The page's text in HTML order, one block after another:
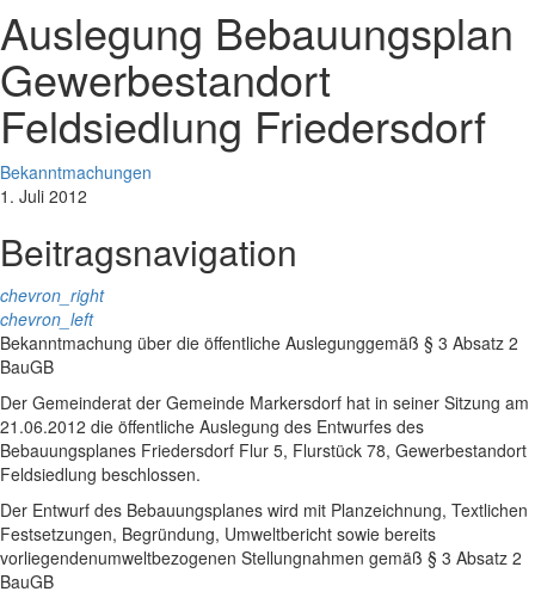
Auslegung Bebauungsplan
Gewerbestandort
Feldsiedlung Friedersdorf
Bekanntmachungen
1. Juli 2012
Beitragsnavigation
chevron_right
chevron_left
Bekanntmachung über die öffentliche Auslegunggemäß § 3 Absatz 2
BauGB
Der Gemeinderat der Gemeinde Markersdorf hat in seiner Sitzung am
21.06.2012 die öffentliche Auslegung des Entwurfes des
Bebauungsplanes Friedersdorf Flur 5, Flurstück 78, Gewerbestandort
Feldsiedlung beschlossen.
Der Entwurf des Bebauungsplanes wird mit Planzeichnung, Textlichen
Festsetzungen, Begründung, Umweltbericht sowie bereits
vorliegendenumweltbezogenen Stellungnahmen gemäß § 3 Absatz 2
BauGB